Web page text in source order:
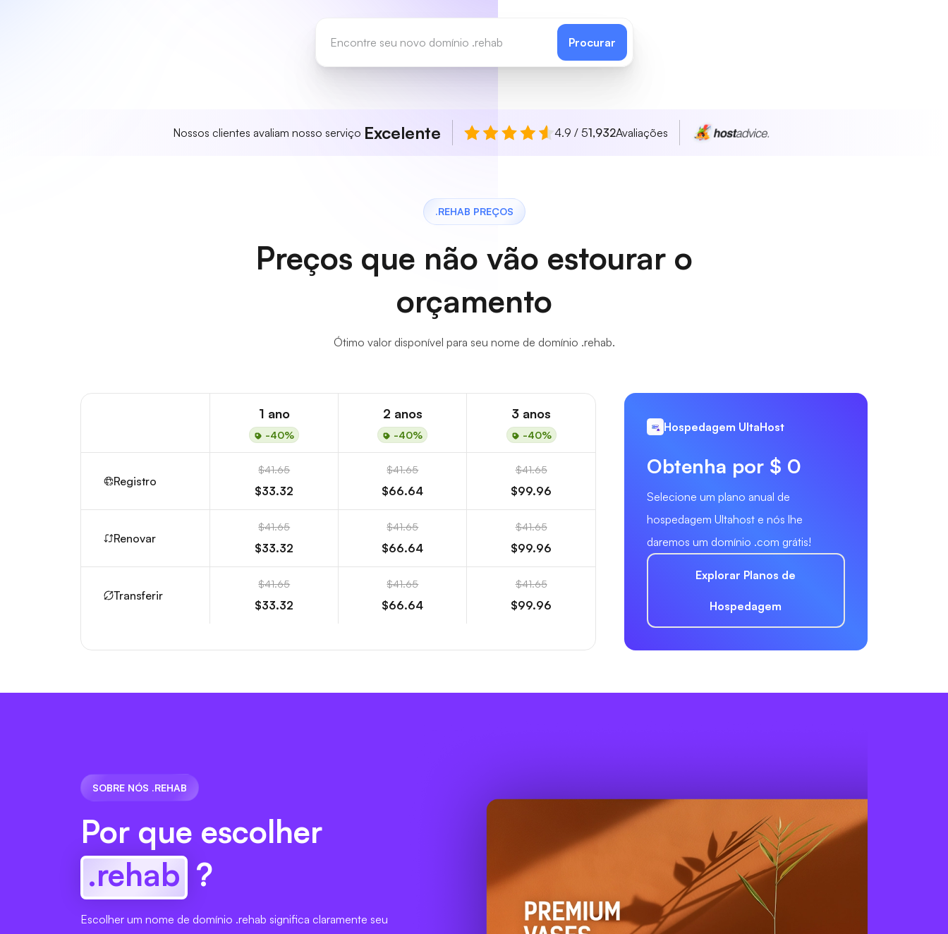
Procurar
Nossos clientes avaliam nosso serviço Excelente 4.9 / 51,932Avaliações
.REHAB PREÇOS
Preços que não vão estourar o
orçamento
Ótimo valor disponível para seu nome de domínio .rehab.
1 ano
-40%
2 anos
-40%
3 anos
-40%
Registro
$41.65
$33.32
$41.65
$66.64
$41.65
$99.96
Renovar
$41.65
$33.32
$41.65
$66.64
$41.65
$99.96
Transferir
$41.65
$33.32
$41.65
$66.64
$41.65
$99.96
Hospedagem UltaHost
Obtenha por $ 0
Selecione um plano anual de
hospedagem Ultahost e nós lhe
daremos um domínio .com grátis!
Explorar Planos de
Hospedagem
SOBRE NÓS .REHAB
Por que escolher
.rehab ?
Escolher um nome de domínio .rehab significa claramente seu